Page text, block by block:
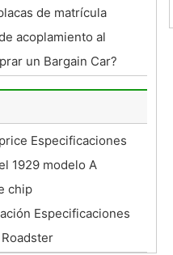
de matrícula
acoplamiento al
un Bargain Car?
Especificaciones
1929 modelo A
chip
Especificaciones